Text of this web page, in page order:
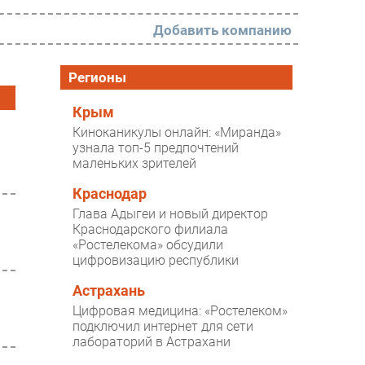
РАЗДЕЛЫ
Новости
Аналитика
Интервью
Мероприятия
Проекты
IT класс
Каталог компаний
Добавить компанию
Регионы
Крым
Киноканикулы онлайн: «Миранда»
узнала топ-5 предпочтений
маленьких зрителей
Краснодар
Глава Адыгеи и новый директор
Краснодарского филиала
«Ростелекома» обсудили
цифровизацию республики
Астрахань
Цифровая медицина: «Ростелеком»
подключил интернет для сети
лабораторий в Астрахани